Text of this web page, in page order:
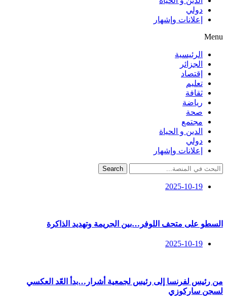
دولي
إعلانات وإشهار
Menu
الرئيسية
الجزائر
إقتصاد
تعليم
ثقافة
رياضة
صحة
مجتمع
الدين و الحياة
دولي
إعلانات وإشهار
Search
2025-10-19
السطو على متحف اللوفر…بين الجريمة وتهديد الذاكرة
2025-10-19
من رئيس لفرنسا إلى رئيس لجمعية أشرار…بدأ العّد العكسي
لسجن ساركوزي